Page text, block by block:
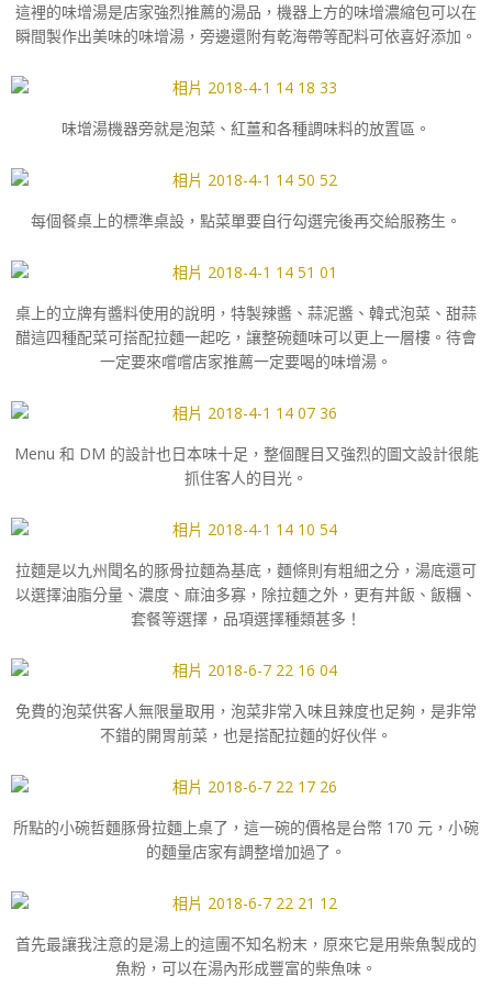
這裡的味增湯是店家強烈推薦的湯品，機器上方的味增濃縮包可以在
瞬間製作出美味的味增湯，旁邊還附有乾海帶等配料可依喜好添加。
味增湯機器旁就是泡菜、紅薑和各種調味料的放置區。
每個餐桌上的標準桌設，點菜單要自行勾選完後再交給服務生。
桌上的立牌有醬料使用的說明，特製辣醬、蒜泥醬、韓式泡菜、甜蒜
醋這四種配菜可搭配拉麵一起吃，讓整碗麵味可以更上一層樓。待會
一定要來嚐嚐店家推薦一定要喝的味增湯。
Menu 和 DM 的設計也日本味十足，整個醒目又強烈的圖文設計很能
抓住客人的目光。
拉麵是以九州聞名的豚骨拉麵為基底，麵條則有粗細之分，湯底還可
以選擇油脂分量、濃度、麻油多寡，除拉麵之外，更有丼飯、飯糰、
套餐等選擇，品項選擇種類甚多！
免費的泡菜供客人無限量取用，泡菜非常入味且辣度也足夠，是非常
不錯的開胃前菜，也是搭配拉麵的好伙伴。
所點的小碗哲麵豚骨拉麵上桌了，這一碗的價格是台幣 170 元，小碗
的麵量店家有調整增加過了。
首先最讓我注意的是湯上的這團不知名粉末，原來它是用柴魚製成的
魚粉，可以在湯內形成豐富的柴魚味。